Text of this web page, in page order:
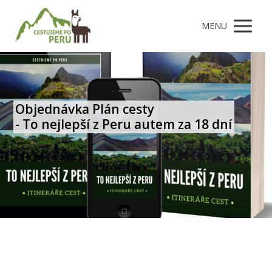
MENU
Objednávka Plán cesty
- To nejlepší z Peru autem za 18 dní